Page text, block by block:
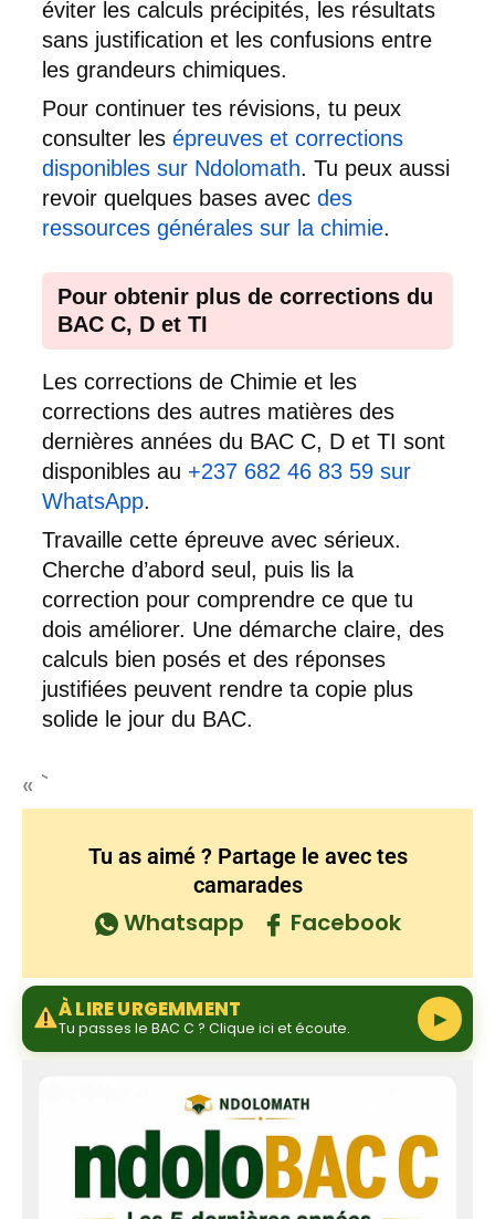
éviter les calculs précipités, les résultats
sans justification et les confusions entre
les grandeurs chimiques.
Pour continuer tes révisions, tu peux
consulter les épreuves et corrections
disponibles sur Ndolomath. Tu peux aussi
revoir quelques bases avec des
ressources générales sur la chimie.
Pour obtenir plus de corrections du
BAC C, D et TI
Les corrections de Chimie et les
corrections des autres matières des
dernières années du BAC C, D et TI sont
disponibles au +237 682 46 83 59 sur
WhatsApp.
Travaille cette épreuve avec sérieux.
Cherche d’abord seul, puis lis la
correction pour comprendre ce que tu
dois améliorer. Une démarche claire, des
calculs bien posés et des réponses
justifiées peuvent rendre ta copie plus
solide le jour du BAC.
« `
Tu as aimé ? Partage le avec tes
camarades
Whatsapp Facebook
À LIRE URGEMMENT
Tu passes le BAC C ? Clique ici et écoute. ▶